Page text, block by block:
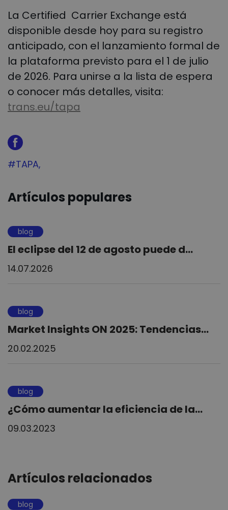
La Certified Carrier Exchange está
disponible desde hoy para su registro
anticipado, con el lanzamiento formal de
la plataforma previsto para el 1 de julio
de 2026. Para unirse a la lista de espera
o conocer más detalles, visita:
trans.eu/tapa
Tag:
#TAPA
Artículos populares
blog
El eclipse del 12 de agosto puede d...
14.07.2026
blog
Market Insights ON 2025: Tendencias...
20.02.2025
blog
¿Cómo aumentar la eficiencia de la...
09.03.2023
Artículos relacionados
blog